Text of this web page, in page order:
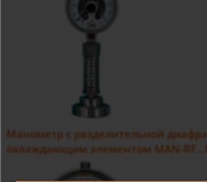
Манометр с разделительной
охлаждающим элементом MAN-